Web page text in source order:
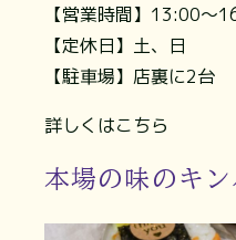
【営業時間】13:00～
【定休日】土、日
【駐車場】店裏に2台
詳しくはこちら
本場の味のキ